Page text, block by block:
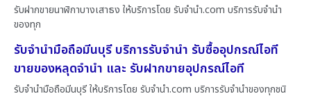
รับฝากขายนาฬิกาบางเสาธง ให้บริการโดย รับจํานํา.com บริการรับจำนำ
ของทุก
รับจำนำมือถือมีนบุรี บริการรับจำนำ รับซื้ออุปกรณ์ไอที
ขายของหลุดจำนำ และ รับฝากขายอุปกรณ์ไอที
รับจำนำมือถือมีนบุรี ให้บริการโดย รับจํานํา.com บริการรับจำนำของทุกชนิ